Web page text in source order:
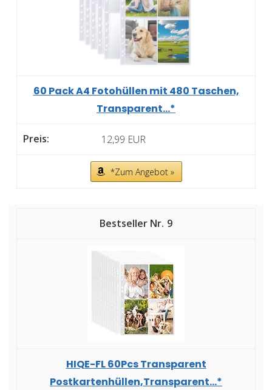
60 Pack A4 Fotohüllen mit 480 Taschen,
Transparent...*
12,99 EUR
*Zum Angebot »
9
HIQE-FL 60Pcs Transparent
Postkartenhüllen,Transparent...*